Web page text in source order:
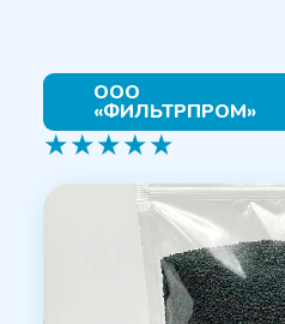
ООО
«ФИЛЬТРПРОМ»
★★★★★